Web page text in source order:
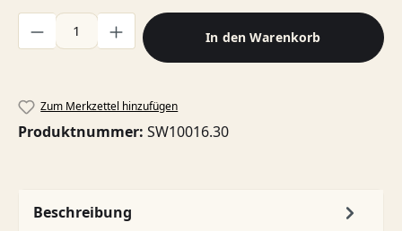
Produkt Anzahl: Gib den gewünschten Wert ein oder
In den Warenkorb
Zum Merkzettel hinzufügen
Produktnummer: SW10016.30
Beschreibung